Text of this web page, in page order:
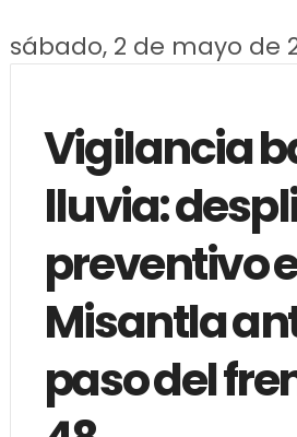
sábado, 2 de mayo de
Vigilancia
lluvia:
preventivo
Misantla
paso del